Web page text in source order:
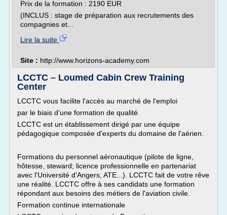
Prix de la formation : 2190 EUR
(INCLUS : stage de préparation aux recrutements des
compagnies et...
Lire la suite
Site : http://www.horizons-academy.com
LCCTC – Loumed Cabin Crew Training
Center
LCCTC vous facilite l'accès au marché de l'emploi
par le biais d'une formation de qualité.
LCCTC est un établissement dirigé par une équipe
pédagogique composée d'experts du domaine de l'aérien.
Formations du personnel aéronautique (pilote de ligne,
hôtesse, steward; licence professionnelle en partenariat
avec l'Université d'Angers, ATE...). LCCTC fait de votre rêve
une réalité. LCCTC offre à ses candidats une formation
répondant aux besoins des métiers de l'aviation civile.
Formation continue internationale